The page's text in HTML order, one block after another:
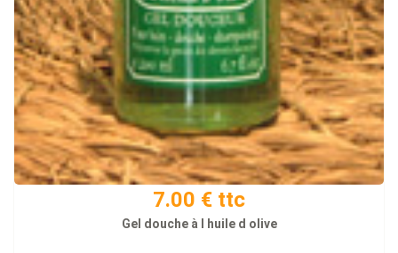
7.00 € ttc
Gel douche à l huile d olive